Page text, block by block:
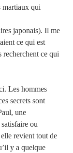
martiaux qui
japonais). Il me
ce qui est
recherchent ce qui
Les hommes
secrets sont
une
ou
revient tout de
y a quelque